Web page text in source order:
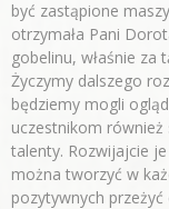
być zastąpione
otrzymała Pani
gobelinu, właśnie za
Życzymy dalszego
będziemy mogli
uczestnikom również
talenty. Rozwijajcie
można tworzyć w
pozytywnych przeżyć